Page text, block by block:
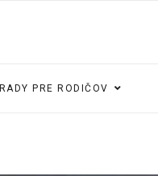
RADY PRE RODIČOV